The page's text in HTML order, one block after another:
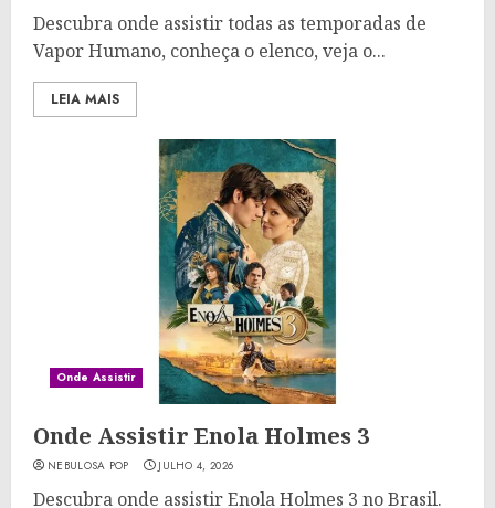
Descubra onde assistir todas as temporadas de
Vapor Humano, conheça o elenco, veja o...
LEIA MAIS
Onde Assistir
Onde Assistir Enola Holmes 3
NEBULOSA POP JULHO 4, 2026
Descubra onde assistir Enola Holmes 3 no Brasil.